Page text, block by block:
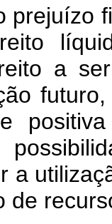
prejuízo
a
a
de